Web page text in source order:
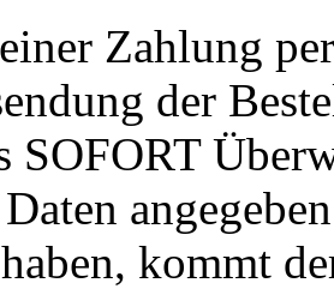
Zahlung
der
SOFORT
kommt